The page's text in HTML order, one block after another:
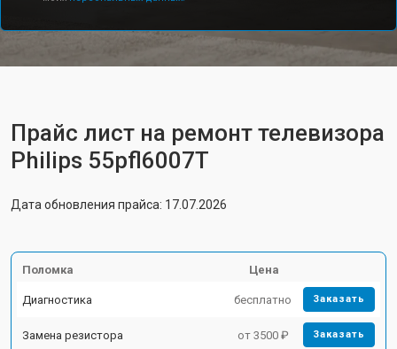
Прайс лист на ремонт телевизора
Philips 55pfl6007T
Дата обновления прайса: 17.07.2026
Поломка Цена
Диагностика бесплатно Заказать
Замена резистора от 3500 ₽ Заказать